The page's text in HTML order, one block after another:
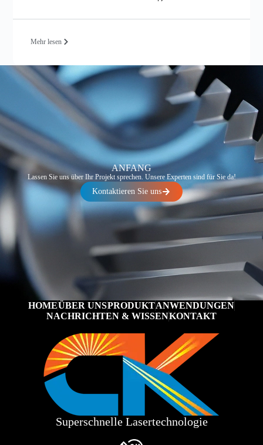
Mehr lesen
ANFANG
Lassen Sie uns über Ihr Projekt sprechen. Unsere Experten sind für Sie da!
Kontaktieren Sie uns
HOMEÜBER UNSPRODUKTANWENDUNGEN
NACHRICHTEN & WISSENKONTAKT
Superschnelle Lasertechnologie